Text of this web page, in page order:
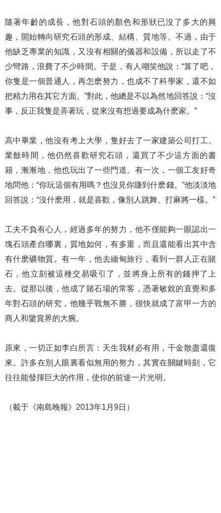
隨著年齡的成長，他對石頭的顏色和形狀已沒了多大的興
趣，開始轉向研究石頭的形成、結構、質地等。不過，由于
他缺乏專業的知識，又沒有相關的儀器和設備，所以走了不
少彎路，浪費了不少時間。于是，有人嘲笑他說：“算了吧，
你隻是一個普通人，再怎麽努力，也成不了科學家，還不如
把精力用在其它方面。”對此，他總是不以為然地回答說：“沒
事，反正我隻是弄著玩，從來沒有想過要成為什麽家。”
高中畢業，他沒有考上大學，隻好去了一家建築公司打工。
業餘時間，他仍然喜歡研究石頭，還買了不少這方面的書
籍，漸漸地，他也玩出了一些門道。有一次，一個工友好奇
地問他：“你玩這個有用嗎？也沒見你賺到什麽錢。”他淡淡地
回答說：“沒什麽用，就是喜歡，像別人跳舞、打麻將一樣。”
工夫不負有心人，經過多年的努力，他不僅能夠一眼認出一
塊石頭產自哪裏，質地如何，有多重，而且還能看出其中含
有什麽礦物質。有一年，他去緬甸旅行，看到一群人正在賭
石，他立刻被這種交易吸引了，並將身上所有的錢押了上
去。從那以後，他成了賭石場的常客，憑著敏銳的直覺和多
年對石頭的研究，他幾乎戰無不勝，很快就成了富甲一方的
商人和鑒賞界的大腕。
原來，一切正如李白所言：天生我材必有用，千金散盡還復
來。許多在別人眼裏看似無用的努力，其實在關鍵時刻，它
往往能發揮巨大的作用，使你的前途一片光明。
（載于《南島晚報》2013年1月9日）